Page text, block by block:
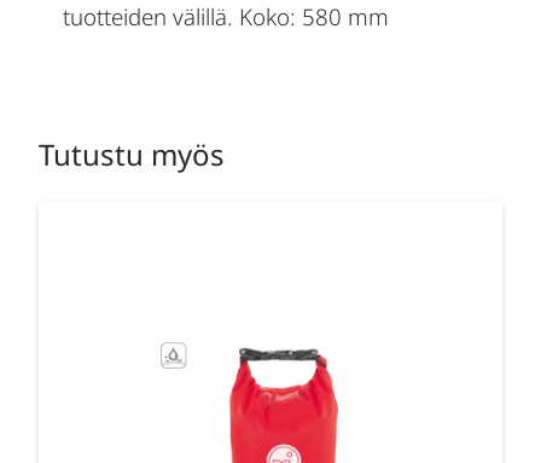
tuotteiden välillä. Koko: 580 mm
Tutustu myös